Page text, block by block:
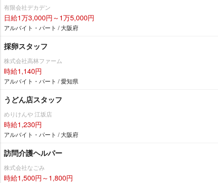
有限会社デカデン
日給1万3,000円～1万5,000円
アルバイト・パート / 大阪府
採卵スタッフ
株式会社高林ファーム
時給1,140円
アルバイト・パート / 愛知県
うどん店スタッフ
めりけんや 江坂店
時給1,230円
アルバイト・パート / 大阪府
訪問介護ヘルパー
株式会社なごみ
時給1,500円～1,800円